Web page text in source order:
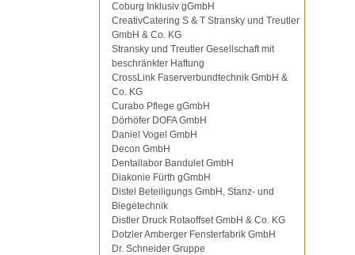
Coburg Inklusiv gGmbH
CreativCatering S & T Stransky und Treutler
GmbH & Co. KG
Stransky und Treutler Gesellschaft mit
beschränkter Haftung
CrossLink Faserverbundtechnik GmbH &
Co. KG
Curabo Pflege gGmbH
Dörhöfer DOFA GmbH
Daniel Vogel GmbH
Decon GmbH
Dentallabor Bandulet GmbH
Diakonie Fürth gGmbH
Distel Beteiligungs GmbH, Stanz- und
Biegetechnik
Distler Druck Rotaoffset GmbH & Co. KG
Dotzler Amberger Fensterfabrik GmbH
Dr. Schneider Gruppe